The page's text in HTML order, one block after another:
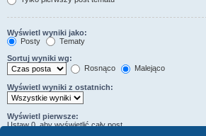
Wyświetl wyniki jako:
Posty
Tematy
Sortuj wyniki wg:
Rosnąco
Malejąco
Wyświetl wyniki z ostatnich:
Wyświetl pierwsze:
Ustaw 0, aby wyświetlić cały post.